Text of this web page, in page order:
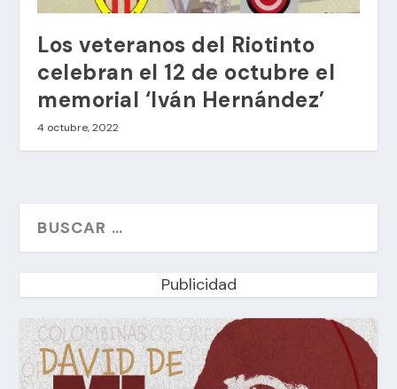
Los veteranos del Riotinto
celebran el 12 de octubre el
memorial ‘Iván Hernández’
4 octubre, 2022
Publicidad